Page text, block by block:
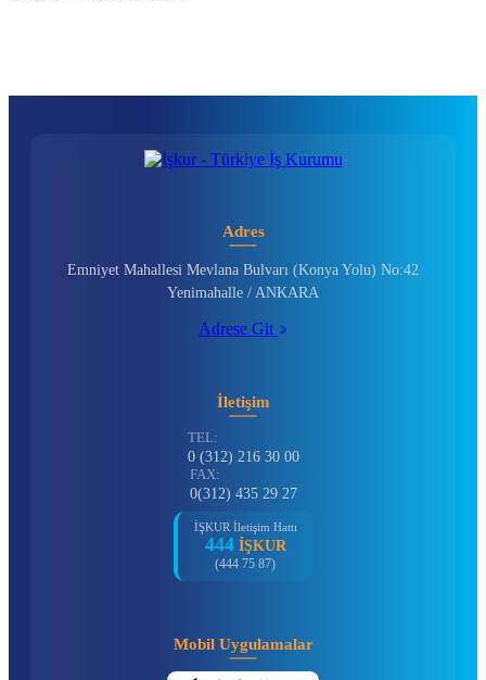
Adres
Emniyet Mahallesi Mevlana Bulvarı (Konya Yolu) No:42
Yenimahalle / ANKARA
Adrese Git
İletişim
TEL:
0 (312) 216 30 00
FAX:
0(312) 435 29 27
İŞKUR İletişim Hattı
444 İŞKUR
(444 75 87)
Mobil Uygulamalar